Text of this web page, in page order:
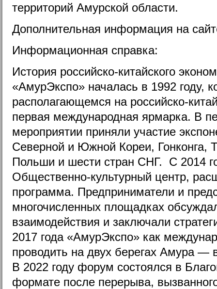
территорий Амурской области.
Дополнительная информация на
Информационная справка:
История российско-китайского
«АмурЭкспо» началась в 1992 году,
располагающемся на российско-
первая международная ярмарка. В
мероприятии приняли участие
Северной и Южной Кореи, Гонконга,
Польши и шести стран СНГ. С 2014
Общественно-культурный центр,
программа. Предприниматели и
многочисленных площадках
взаимодействия и заключали
2017 года «АмурЭкспо» как
проводить на двух берегах Амура —
В 2022 году форум состоялся в
формате после перерыва,